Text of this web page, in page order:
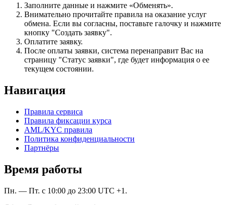
Заполните данные и нажмите «Обменять».
Внимательно прочитайте правила на оказание услуг
обмена. Если вы согласны, поставьте галочку и нажмите
кнопку "Создать заявку".
Оплатите заявку.
После оплаты заявки, система перенаправит Вас на
страницу "Статус заявки", где будет информация о ее
текущем состоянии.
Навигация
Правила сервиса
Правила фиксации курса
AML/KYC правила
Политика конфиденциальности
Партнёры
Время работы
Пн. — Пт. с 10:00 до 23:00 UTC +1.